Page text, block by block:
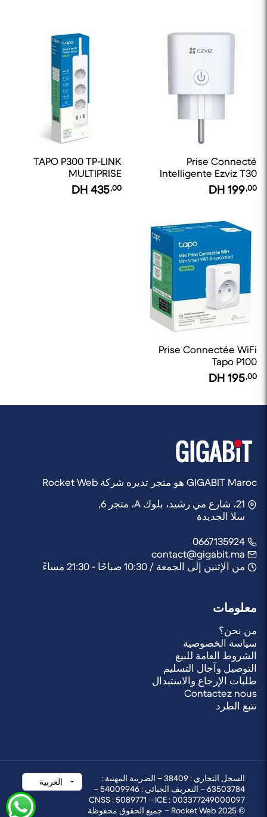
Prise Connecté
Intelligente Ezviz T30
10A
199,00
TAPO P300 TP-LINK
MULTIPRISE
CONNECTÉE WIFI
435,00
Prise Connectée WiFi
Tapo P100
195,00
GIGABIT Maroc هو متجر تديره شركة Rocket Web
21، شارع مي رشيد، بلوك A، متجر 6,
سلا الجديدة
من الإثنين إلى الجمعة / 10:30 صباحًا - 21:30 مساءً
معلومات
من نحن؟
سياسة الخصوصية
الشروط العامة للبيع
التوصيل وآجال التسليم
طلبات الإرجاع والاستبدال
Contactez nous
تتبع الطرد
السجل التجاري : 38409 – الضريبة المهنية :
63503784 – التعريف الجبائي : 54009946 –
CNSS : 5089771 – ICE : 003377249000097
© 2025 Rocket Web – جميع الحقوق محفوظة